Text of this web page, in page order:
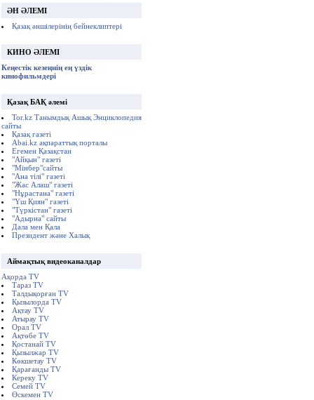
ӘН ӘЛЕМІ
Қазақ әншілерінің бейнеклиптері
КИНО ӘЛЕМІ
Кеңестік кезеңнің ең үздік
кинофильмдері
Қазақ БАҚ әлемі
Tor.kz Танымдық Ашық Энциклопедия
сайты
Қазақ газеті
Abai.kz ақпараттық порталы
Егемен Қазақстан
"Айқын" газеті
"Мінбер"сайты
"Ана тілі" газеті
"Жас Алаш" газеті
"Нұрастана" газеті
"Үш Қиян" газеті
"Түркістан" газеті
"Адырна" сайты
Дала мен Қала
Президент және Халық
Аймақтық видеоканалдар
Ақорда TV
Тараз TV
Талдықорған TV
Қызылорда TV
Ақтау TV
Атырау TV
Орал TV
Ақтөбе TV
Қостанай TV
Қызылжар TV
Көкшетау TV
Қарағанды TV
Кереку TV
Семей TV
Өскемен TV